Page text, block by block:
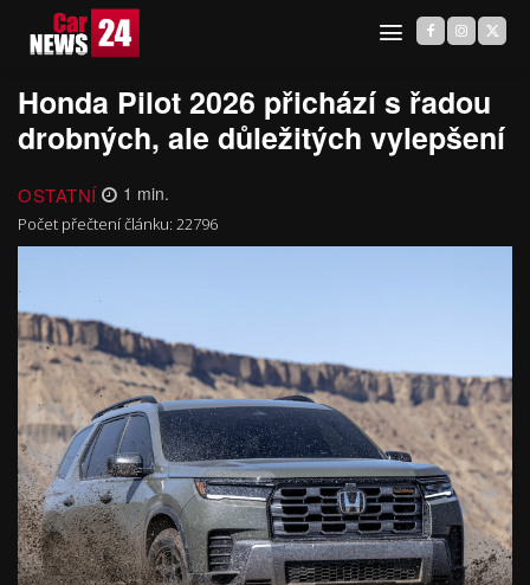
Honda Pilot 2026 přichází s řadou
drobných, ale důležitých vylepšení
OSTATNÍ 1 min.
Počet přečtení článku: 22796